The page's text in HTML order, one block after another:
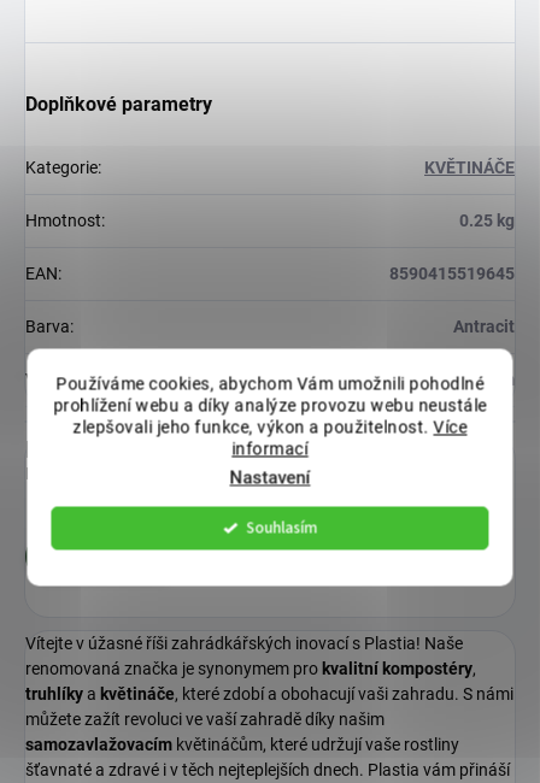
Používáme cookies, abychom Vám umožnili pohodlné
prohlížení webu a díky analýze provozu webu neustále
zlepšovali jeho funkce, výkon a použitelnost.Více
informací
Nastavení
Souhlasím
Doplňkové parametry
Kategorie: KVĚTINÁČE
Hmotnost: 0.25 kg
EAN: 8590415519645
Barva: Antracit
Velikost: 36-40 cm
Diskuze
Buďte první, kdo napíše příspěvek k této položce.
Vítejte v úžasné říši zahrádkářských inovací s Plastia! Naše
renomovaná značka je synonymem pro kvalitní kompostéry,
truhlíkya květináče, které zdobí a obohacují vaši zahradu. S námi
můžete zažít revoluci ve vaší zahradě díky našim
samozavlažovacím květináčům, které udržují vaše rostliny
šťavnaté a zdravé i v těch nejteplejších dnech. Plastia vám přináší